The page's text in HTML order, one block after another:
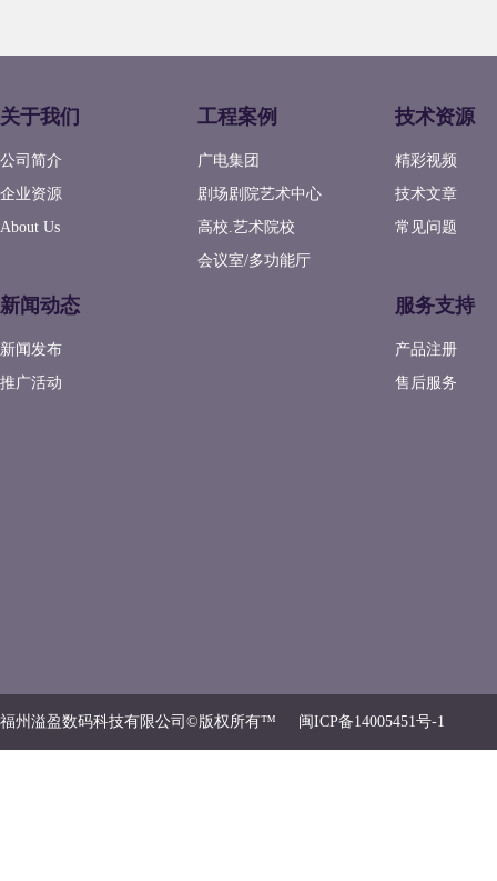
关于我们
公司简介
企业资源
About Us
新闻动态
新闻发布
推广活动
工程案例
广电集团
剧场剧院艺术中心
高校.艺术院校
会议室/多功能厅
技术资源
精彩视频
技术文章
常见问题
服务支持
产品注册
售后服务
福州溢盈数码科技有限公司©版权所有™ 闽ICP备14005451号-1